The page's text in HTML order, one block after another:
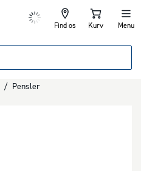
Find os Kurv Menu
/ Pensler